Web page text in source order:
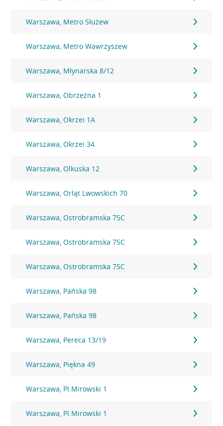
Warszawa, Metro Służew
Warszawa, Metro Wawrzyszew
Warszawa, Młynarska 8/12
Warszawa, Obrzeżna 1
Warszawa, Okrzei 1A
Warszawa, Okrzei 34
Warszawa, Olkuska 12
Warszawa, Orląt Lwowskich 70
Warszawa, Ostrobramska 75C
Warszawa, Ostrobramska 75C
Warszawa, Ostrobramska 75C
Warszawa, Pańska 98
Warszawa, Pańska 98
Warszawa, Pereca 13/19
Warszawa, Piękna 49
Warszawa, Pl.Mirowski 1
Warszawa, Pl.Mirowski 1